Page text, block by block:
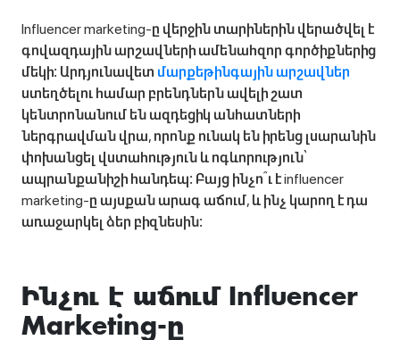
Influencer marketing-ը վերջին տարիներին վերածվել է
գովազդային արշավների ամենահզոր գործիքներից
մեկի։ Արդյունավետ մարքեթինգային արշավներ
ստեղծելու համար բրենդներն ավելի շատ
կենտրոնանում են ազդեցիկ անհատների
ներգրավման վրա, որոնք ունակ են իրենց լսարանին
փոխանցել վստահություն և ոգևորություն՝
ապրանքանիշի հանդեպ։ Բայց ինչո՞ւ է influencer
marketing-ը այսքան արագ աճում, և ինչ կարող է դա
առաջարկել ձեր բիզնեսին։
Ինչու է աճում Influencer
Marketing-ը